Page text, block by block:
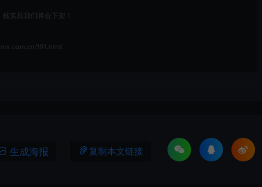
实后我们将会下架！
191.html
生成海报 复制本文链接